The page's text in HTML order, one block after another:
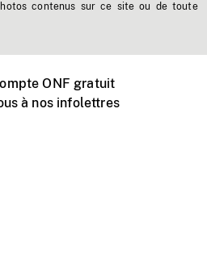
contenus sur ce site ou de toute
ONF gratuit
à nos infolettres